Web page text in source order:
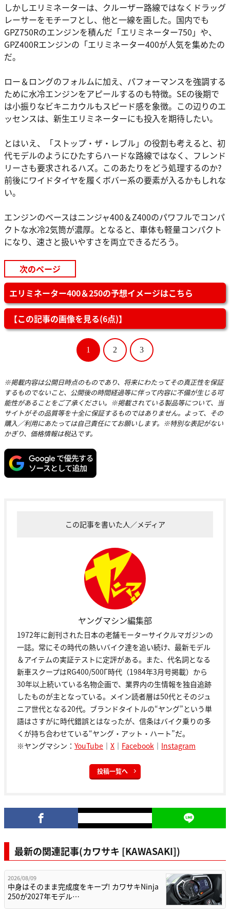
しかしエリミネーターは、クルーザー路線ではなくドラッグ
レーサーをモチーフとし、他と一線を画した。国内でも
GPZ750Rのエンジンを積んだ「エリミネーター750」や、
GPZ400Rエンジンの「エリミネーター400が人気を集めたの
だ。
ロー＆ロングのフォルムに加え、パフォーマンスを強調する
ために水冷エンジンをアピールするのも特徴。SEの後期で
は小振りなビキニカウルもスピード感を象徴。この辺りのエ
ッセンスは、新生エリミネーターにも投入を期待したい。
とはいえ、「ストップ・ザ・レブル」の役割も考えると、初
代モデルのようにひたすらハードな路線ではなく、フレンド
リーさも要求されるハズ。このあたりをどう処理するのか?
前後にワイドタイヤを履くボバー系の要素が入るかもしれな
い。
エンジンのベースはニンジャ400＆Z400のパワフルでコンパ
クトな水冷2気筒が濃厚。となると、車体も軽量コンパクト
になり、速さと扱いやすさを両立できるだろう。
次のページ
エリミネーター400＆250の予想イメージはこちら
【この記事の画像を見る(6点)】
1 2 3
※掲載内容は公開日時点のものであり、将来にわたってその真正性を保証
するものでないこと、公開後の時間経過等に伴って内容に不備が生じる可
能性があることをご了承ください。※掲載されている製品等について、当
サイトがその品質等を十全に保証するものではありません。よって、その
購入／利用にあたっては自己責任にてお願いします。※特別な表記がない
かぎり、価格情報は税込です。
この記事を書いた人／メディア
ヤングマシン編集部
1972年に創刊された日本の老舗モーターサイクルマガジンの
一誌。常にその時代の熱いバイク達を追い続け、最新モデル
＆アイテムの実証テストに定評がある。また、代名詞となる
新車スクープはRG400/500Γ時代（1984年3月号掲載）から
30年以上続いている名物企画で、業界内の生情報を独自追跡
したものが主となっている。メイン読者層は50代とそのジュ
ニア世代となる20代。ブランドタイトルの“ヤング”という単
語はさすがに時代錯誤とはなったが、信条はバイク乗りの多
くが持ち合わせている“ヤング・アット・ハート”だ。
※ヤングマシン： YouTube ｜ X ｜ Facebook ｜ Instagram
投稿一覧へ
最新の関連記事(カワサキ [KAWASAKI])
2026/08/09
中身はそのまま完成度をキープ! カワサキNinja
250が2027年モデル…